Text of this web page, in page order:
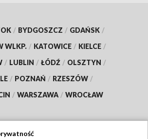
/ BYDGOSZCZ / GDAŃSK /
WLKP. / KATOWICE / KIELCE /
/ LUBLIN / ŁÓDŹ / OLSZTYN /
/ POZNAŃ / RZESZÓW /
/ WARSZAWA / WROCŁAW